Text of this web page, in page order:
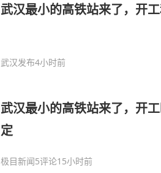
武汉最小的高铁站来了，开
武汉发布4小时前
武汉最小的高铁站来了，开
定
极目新闻5评论15小时前